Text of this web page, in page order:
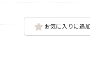
お気に入りに追加